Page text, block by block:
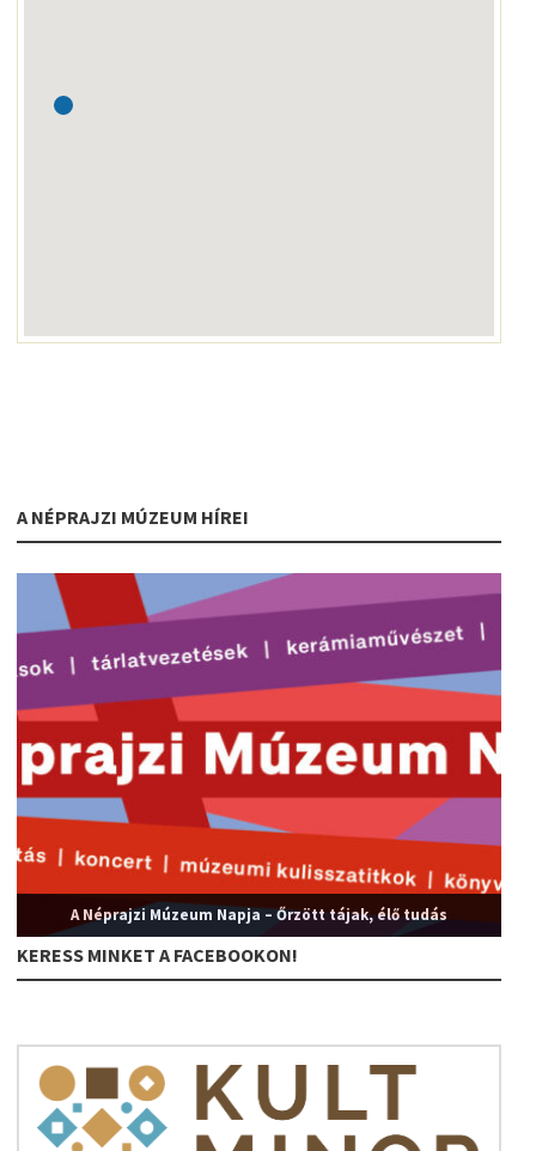
A NÉPRAJZI MÚZEUM HÍREI
A Néprajzi Múzeum Napja – Őrzött tájak, élő tudás
KERESS MINKET A FACEBOOKON!